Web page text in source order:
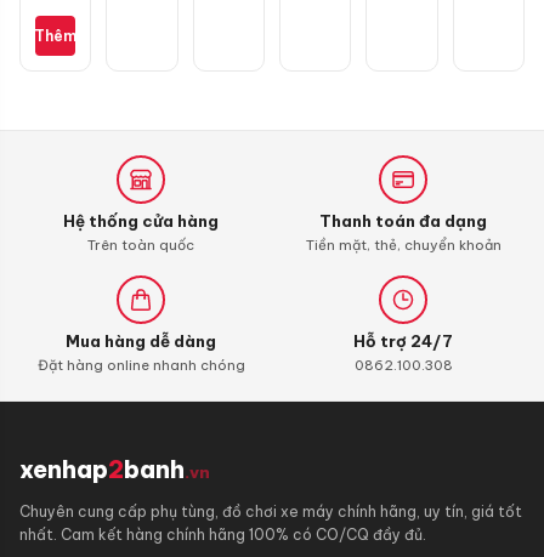
đốt
Liqui
Thêm
Hệ thống cửa hàng
Trên toàn quốc
Thanh toán đa dạng
Tiền mặt, thẻ, chuyển khoản
Mua hàng dễ dàng
Đặt hàng online nhanh chóng
Hỗ trợ 24/7
0862.100.308
xenhap2banh.vn
Chuyên cung cấp phụ tùng, đồ chơi xe máy chính hãng, uy tín, giá tốt
nhất. Cam kết hàng chính hãng 100% có CO/CQ đầy đủ.